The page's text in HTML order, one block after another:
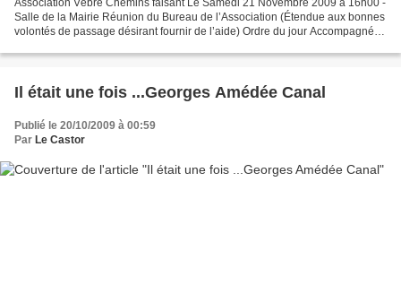
Association Vèbre Chemins faisant Le Samedi 21 Novembre 2009 à 16h00 -
Salle de la Mairie Réunion du Bureau de l’Association (Étendue aux bonnes
volontés de passage désirant fournir de l’aide) Ordre du jour Accompagnés
Il était une fois ...Georges Amédée Canal
Publié le 20/10/2009 à 00:59
Par Le Castor